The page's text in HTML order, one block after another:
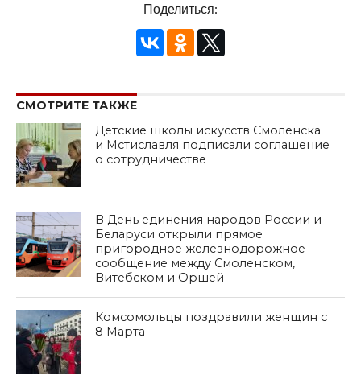
Поделиться:
СМОТРИТЕ ТАКЖЕ
Детские школы искусств Смоленска
и Мстиславля подписали соглашение
о сотрудничестве
В День единения народов России и
Беларуси открыли прямое
пригородное железнодорожное
сообщение между Смоленском,
Витебском и Оршей
Комсомольцы поздравили женщин с
8 Марта